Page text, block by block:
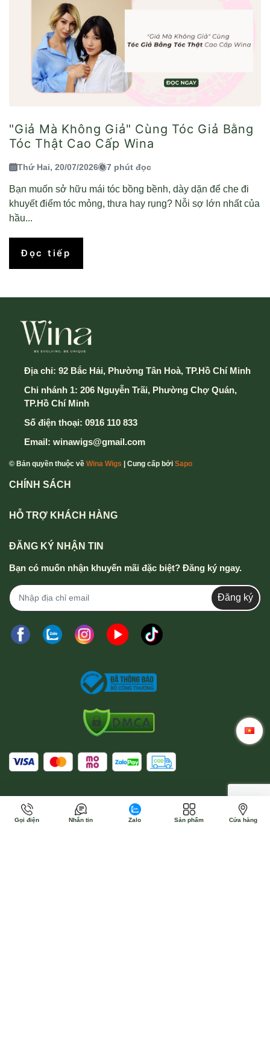
"Giả Mà Không Giả" Cùng Tóc Giả Bằng
Tóc Thật Cao Cấp Wina
Thứ Hai, 20/07/2026 7 phút đọc
Bạn muốn sở hữu mái tóc bồng bềnh, dày dặn để che đi
khuyết điểm tóc mỏng, thưa hay rụng? Nỗi sợ lớn nhất của
hầu...
Đọc tiếp
Địa chỉ: 92 Bắc Hải, Phường Tân Hoà, TP.Hồ Chí Minh
Chi nhánh 1: 206 Nguyễn Trãi, Phường Chợ Quán,
TP.Hồ Chí Minh
Số điện thoại: 0916 110 833
Email: winawigs@gmail.com
© Bản quyền thuộc về Wina Wigs | Cung cấp bởi Sapo
CHÍNH SÁCH
HỖ TRỢ KHÁCH HÀNG
ĐĂNG KÝ NHẬN TIN
Bạn có muốn nhận khuyến mãi đặc biệt? Đăng ký ngay.
Đăng ký
Gọi điện Nhắn tin Zalo Sản phẩm Cửa hàng